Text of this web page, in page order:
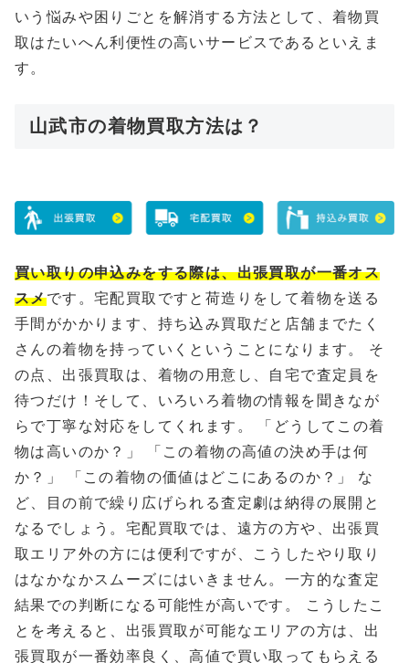
いう悩みや困りごとを解消する方法として、着物買
取はたいへん利便性の高いサービスであるといえま
す。
山武市の着物買取方法は？
買い取りの申込みをする際は、出張買取が一番オス
スメです。宅配買取ですと荷造りをして着物を送る
手間がかかります、持ち込み買取だと店舗までたく
さんの着物を持っていくということになります。 そ
の点、出張買取は、着物の用意し、自宅で査定員を
待つだけ！そして、いろいろ着物の情報を聞きなが
らで丁寧な対応をしてくれます。 「どうしてこの着
物は高いのか？」 「この着物の高値の決め手は何
か？」 「この着物の価値はどこにあるのか？」 な
ど、目の前で繰り広げられる査定劇は納得の展開と
なるでしょう。宅配買取では、遠方の方や、出張買
取エリア外の方には便利ですが、こうしたやり取り
はなかなかスムーズにはいきません。一方的な査定
結果での判断になる可能性が高いです。 こうしたこ
とを考えると、出張買取が可能なエリアの方は、出
張買取が一番効率良く、高値で買い取ってもらえる